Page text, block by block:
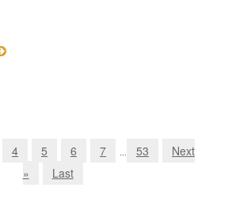
4 5 6 7 ... 53
Next
»
Last